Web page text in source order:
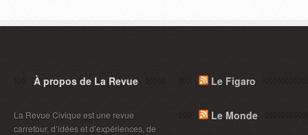
À propos de La Revue
La Revue Civique est une revue
carrefour, d’idées et d’expériences, de
Le Figaro
Le Monde